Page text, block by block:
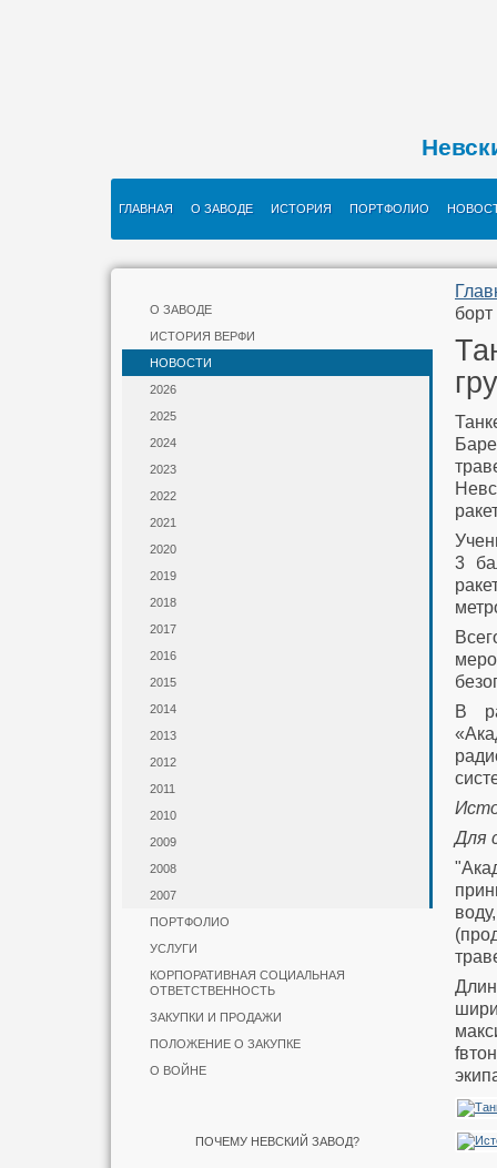
ГЛАВНАЯ О ЗАВОДЕ ИСТОРИЯ ПОРТФОЛИО
О ЗАВОДЕ
ИСТОРИЯ ВЕРФИ
НОВОСТИ
2026
2025
2024
2023
2022
2021
2020
2019
2018
2017
2016
2015
2014
2013
2012
2011
2010
2009
2008
2007
ПОРТФОЛИО
УСЛУГИ
КОРПОРАТИВНАЯ СОЦИАЛЬНАЯ
ОТВЕТСТВЕННОСТЬ
ЗАКУПКИ И ПРОДАЖИ
ПОЛОЖЕНИЕ О ЗАКУПКЕ
О ВОЙНЕ
ПОЧЕМУ НЕВСКИЙ ЗАВОД?
3
В
Для